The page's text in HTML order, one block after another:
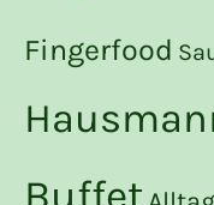
Fingerfood